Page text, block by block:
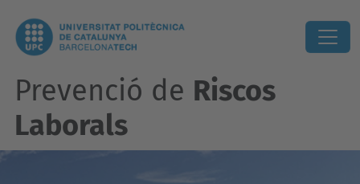
Prevenció de Riscos
Laborals